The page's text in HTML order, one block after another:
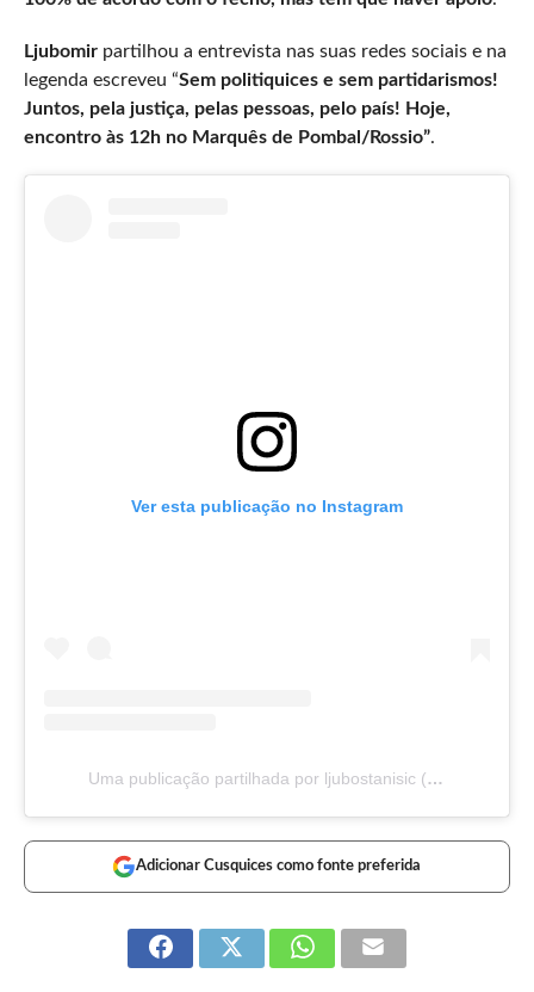
Ljubomirpartilhou a entrevista nas suas redes sociais e na
legenda escreveu “Sem politiquices e sem partidarismos!
Juntos, pela justiça, pelas pessoas, pelo país! Hoje,
encontro às 12h no Marquês de Pombal/Rossio”.
Ver esta publicação no Instagram
Uma publicação partilhada por ljubostanisic (@ljubostanisic)
Adicionar Cusquices como fonte preferida